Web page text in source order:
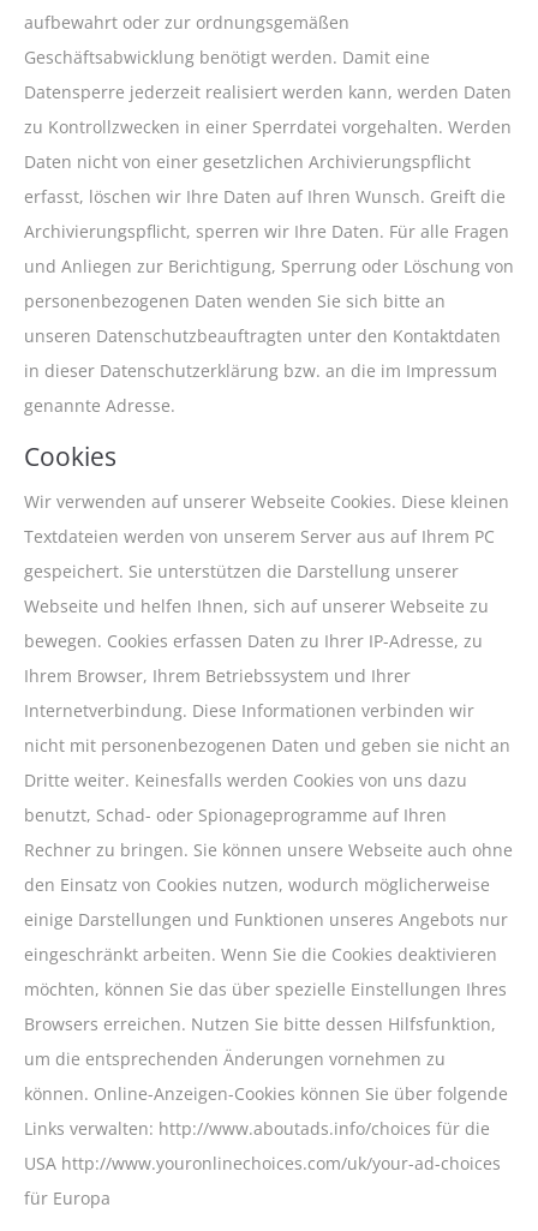
aufbewahrt oder zur ordnungsgemäßen
Geschäftsabwicklung benötigt werden. Damit eine
Datensperre jederzeit realisiert werden kann, werden Daten
zu Kontrollzwecken in einer Sperrdatei vorgehalten. Werden
Daten nicht von einer gesetzlichen Archivierungspflicht
erfasst, löschen wir Ihre Daten auf Ihren Wunsch. Greift die
Archivierungspflicht, sperren wir Ihre Daten. Für alle Fragen
und Anliegen zur Berichtigung, Sperrung oder Löschung von
personenbezogenen Daten wenden Sie sich bitte an
unseren Datenschutzbeauftragten unter den Kontaktdaten
in dieser Datenschutzerklärung bzw. an die im Impressum
genannte Adresse.
Cookies
Wir verwenden auf unserer Webseite Cookies. Diese kleinen
Textdateien werden von unserem Server aus auf Ihrem PC
gespeichert. Sie unterstützen die Darstellung unserer
Webseite und helfen Ihnen, sich auf unserer Webseite zu
bewegen. Cookies erfassen Daten zu Ihrer IP-Adresse, zu
Ihrem Browser, Ihrem Betriebssystem und Ihrer
Internetverbindung. Diese Informationen verbinden wir
nicht mit personenbezogenen Daten und geben sie nicht an
Dritte weiter. Keinesfalls werden Cookies von uns dazu
benutzt, Schad- oder Spionageprogramme auf Ihren
Rechner zu bringen. Sie können unsere Webseite auch ohne
den Einsatz von Cookies nutzen, wodurch möglicherweise
einige Darstellungen und Funktionen unseres Angebots nur
eingeschränkt arbeiten. Wenn Sie die Cookies deaktivieren
möchten, können Sie das über spezielle Einstellungen Ihres
Browsers erreichen. Nutzen Sie bitte dessen Hilfsfunktion,
um die entsprechenden Änderungen vornehmen zu
können. Online-Anzeigen-Cookies können Sie über folgende
Links verwalten: http://www.aboutads.info/choices für die
USA http://www.youronlinechoices.com/uk/your-ad-choices
für Europa